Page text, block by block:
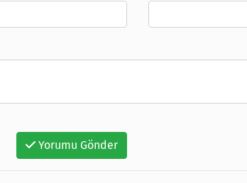
Yorumu Gönder